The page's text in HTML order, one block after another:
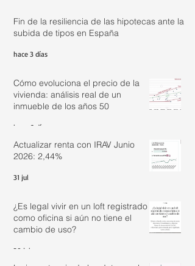
Fin de la resiliencia de las hipotecas ante la
subida de tipos en España
hace 3 días
Cómo evoluciona el precio de la
vivienda: análisis real de un
inmueble de los años 50
hace 6 días
Actualizar renta con IRAV Junio
2026: 2,44%
31 jul
¿Es legal vivir en un loft registrado
como oficina si aún no tiene el
cambio de uso?
30 jul